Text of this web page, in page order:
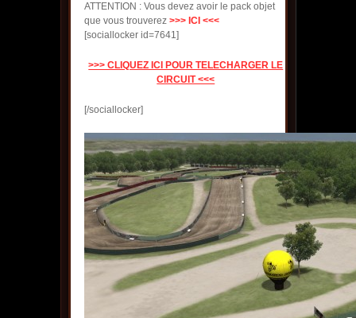
ATTENTION : Vous devez avoir le pack objet
que vous trouverez >>> ICI <<<
[sociallocker id=7641]
>>> CLIQUEZ ICI POUR TELECHARGER LE
CIRCUIT <<<
[/sociallocker]